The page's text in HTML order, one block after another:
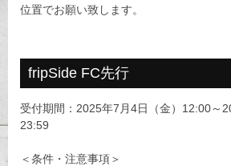
位置でお願い致します。
fripSide FC先行
受付期間：2025年7月4日（金）12:00～
23:59
＜条件・注意事項＞